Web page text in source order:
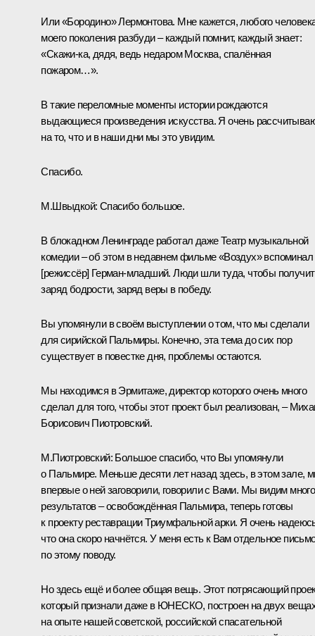
Или «Бородино» Лермонтова. Мне кажется, любого
моего поколения разбуди – каждый помнит, каждый знает:
«Скажи-ка, дядя, ведь недаром Москва, спалённая
пожаром…».
В такие переломные моменты истории рождаются
выдающиеся произведения искусства. Я очень
на то, что и в наши дни мы это увидим.
Спасибо.
М.Швыдкой: Спасибо большое.
В блокадном Ленинграде работал даже Театр музыкальной
комедии – об этом в недавнем фильме «Воздух» вспоминал
[режиссёр] Герман-младший. Люди шли туда, чтобы
заряд бодрости, заряд веры в победу.
Вы упомянули в своём выступлении о том, что мы сделали
для сирийской Пальмиры. Конечно, эта тема до сих пор
существует в повестке дня, проблемы остаются.
Мы находимся в Эрмитаже, директор которого очень много
сделал для того, чтобы этот проект был реализован, –
Борисович Пиотровский.
М.Пиотровский: Большое спасибо, что Вы упомянули
о Пальмире. Меньше десяти лет назад здесь, в этом зале,
впервые о ней заговорили, говорили с Вами. Мы видим много
результатов – освобождённая Пальмира, теперь готовы
к проекту реставрации Триумфальной арки. Я очень
что она скоро начнётся. У меня есть к Вам отдельное
по этому поводу.
Но здесь ещё и более общая вещь. Этот потрясающий
который признали даже в ЮНЕСКО, построен на двух
на опыте нашей советской, российской спасательной